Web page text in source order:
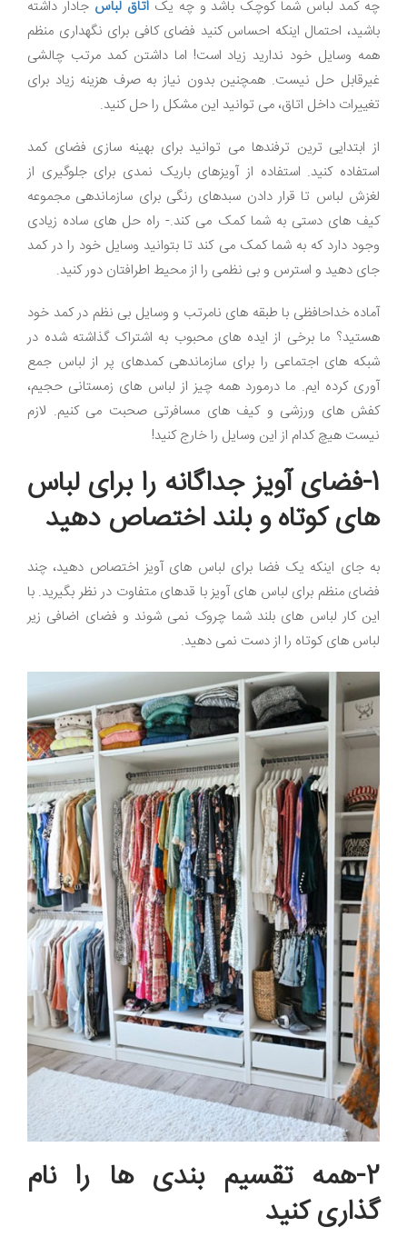
چه کمد لباس شما کوچک باشد و چه یک اتاق لباس جادار داشته
باشید، احتمال اینکه احساس کنید فضای کافی برای نگهداری منظم
همه وسایل خود ندارید زیاد است! اما داشتن کمد مرتب چالشی
غیرقابل حل نیست. همچنین بدون نیاز به صرف هزینه زیاد برای
تغییرات داخل اتاق، می توانید این مشکل را حل کنید.
از ابتدایی ترین ترفندها می توانید برای بهینه سازی فضای کمد
استفاده کنید. استفاده از آویزهای باریک نمدی برای جلوگیری از
لغزش لباس تا قرار دادن سبدهای رنگی برای سازماندهی مجموعه
کیف های دستی به شما کمک می کند.- راه حل های ساده زیادی
وجود دارد که به شما کمک می کند تا بتوانید وسایل خود را در کمد
جای دهید و استرس و بی نظمی را از محیط اطرافتان دور کنید.
آماده خداحافظی با طبقه های نامرتب و وسایل بی نظم در کمد خود
هستید؟ ما برخی از ایده های محبوب به اشتراک گذاشته شده در
شبکه های اجتماعی را برای سازماندهی کمدهای پر از لباس جمع
آوری کرده ایم. ما درمورد همه چیز از لباس های زمستانی حجیم،
کفش های ورزشی و کیف های مسافرتی صحبت می کنیم. لازم
نیست هیچ کدام از این وسایل را خارج کنید!
1-فضای آویز جداگانه را برای لباس
های کوتاه و بلند اختصاص دهید
به جای اینکه یک فضا برای لباس های آویز اختصاص دهید، چند
فضای منظم برای لباس های آویز با قدهای متفاوت در نظر بگیرید. با
این کار لباس های بلند شما چروک نمی شوند و فضای اضافی زیر
لباس های کوتاه را از دست نمی دهید.
2-همه تقسیم بندی ها را نام
گذاری کنید